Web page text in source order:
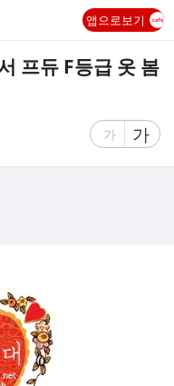
앱으로보기
프듀 F등급 옷 봄
글
가
글
자
가